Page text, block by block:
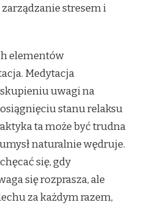
stresem i
elementów
Medytacja
uwagi na
stanu relaksu
ta może być trudna
naturalnie wędruje.
się, gdy
się rozprasza, ale
za każdym razem,